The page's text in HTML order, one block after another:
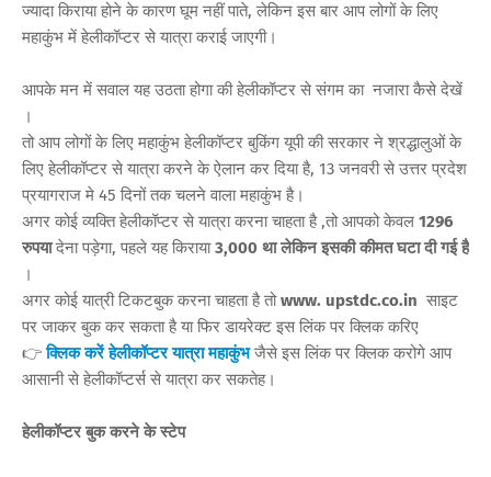
ज्यादा किराया होने के कारण घूम नहीं पाते, लेकिन इस बार आप लोगों के लिए
महाकुंभ में हेलीकॉप्टर से यात्रा कराई जाएगी।
आपके मन में सवाल यह उठता होगा की हेलीकॉप्टर से संगम का नजारा कैसे देखें
।
तो आप लोगों के लिए महाकुंभ हेलीकॉप्टर बुकिंग यूपी की सरकार ने श्रद्धालुओं के
लिए हेलीकॉप्टर से यात्रा करने के ऐलान कर दिया है, 13 जनवरी से उत्तर प्रदेश
प्रयागराज मे 45 दिनों तक चलने वाला महाकुंभ है।
अगर कोई व्यक्ति हेलीकॉप्टर से यात्रा करना चाहता है ,तो आपको केवल 1296
रुपयादेना पड़ेगा, पहले यह किराया3,000 था लेकिन इसकी कीमत घटा दी गई है
।
अगर कोई यात्री टिकटबुक करना चाहता है तोwww. upstdc.co.in साइट
पर जाकर बुक कर सकता है या फिर डायरेक्ट इस लिंक पर क्लिक करिए
👉क्लिक करें हेलीकॉप्टर यात्रा महाकुंभजैसे इस लिंक पर क्लिक करोगे आप
आसानी से हेलीकॉप्टर्स से यात्रा कर सकतेह।
हेलीकॉप्टर बुक करने के स्टेप